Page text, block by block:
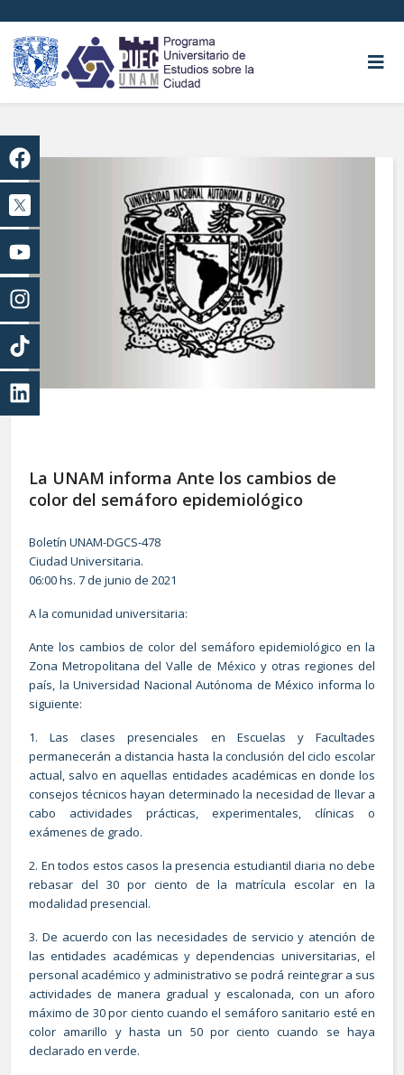
La UNAM informa Ante los cambios de
color del semáforo epidemiológico
Boletín UNAM-DGCS-478
Ciudad Universitaria.
06:00 hs. 7 de junio de 2021
A la comunidad universitaria:
Ante los cambios de color del semáforo epidemiológico en la
Zona Metropolitana del Valle de México y otras regiones del
país, la Universidad Nacional Autónoma de México informa lo
siguiente:
1. Las clases presenciales en Escuelas y Facultades
permanecerán a distancia hasta la conclusión del ciclo escolar
actual, salvo en aquellas entidades académicas en donde los
consejos técnicos hayan determinado la necesidad de llevar a
cabo actividades prácticas, experimentales, clínicas o
exámenes de grado.
2. En todos estos casos la presencia estudiantil diaria no debe
rebasar del 30 por ciento de la matrícula escolar en la
modalidad presencial.
3. De acuerdo con las necesidades de servicio y atención de
las entidades académicas y dependencias universitarias, el
personal académico y administrativo se podrá reintegrar a sus
actividades de manera gradual y escalonada, con un aforo
máximo de 30 por ciento cuando el semáforo sanitario esté en
color amarillo y hasta un 50 por ciento cuando se haya
declarado en verde.